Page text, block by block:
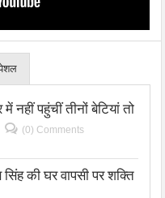
नहीं पहुंचीं तीनों बेटियां तो
(0) Comments
की घर वापसी पर शक्ति